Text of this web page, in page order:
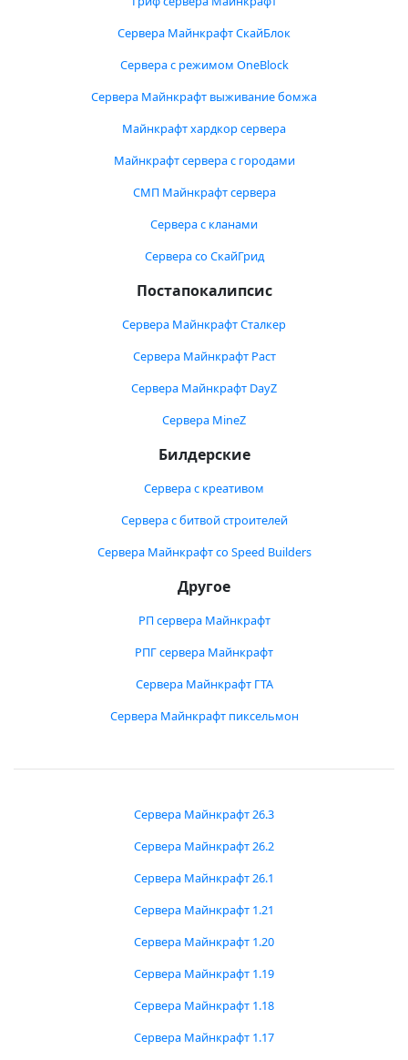
Сервера Майнкрафт СкайБлок
Сервера с режимом OneBlock
Сервера Майнкрафт выживание бомжа
Майнкрафт хардкор сервера
Майнкрафт сервера с городами
СМП Майнкрафт сервера
Сервера с кланами
Сервера со СкайГрид
Постапокалипсис
Сервера Майнкрафт Сталкер
Сервера Майнкрафт Раст
Сервера Майнкрафт DayZ
Сервера MineZ
Билдерские
Сервера с креативом
Сервера с битвой строителей
Сервера Майнкрафт со Speed Builders
Другое
РП сервера Майнкрафт
РПГ сервера Майнкрафт
Сервера Майнкрафт ГТА
Сервера Майнкрафт пиксельмон
Сервера Майнкрафт 26.3
Сервера Майнкрафт 26.2
Сервера Майнкрафт 26.1
Сервера Майнкрафт 1.21
Сервера Майнкрафт 1.20
Сервера Майнкрафт 1.19
Сервера Майнкрафт 1.18
Сервера Майнкрафт 1.17